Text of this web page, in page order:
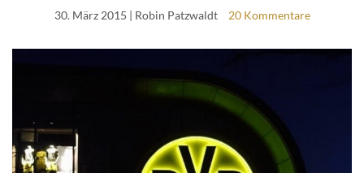
30. März 2015 | Robin Patzwaldt 20 Kommentare